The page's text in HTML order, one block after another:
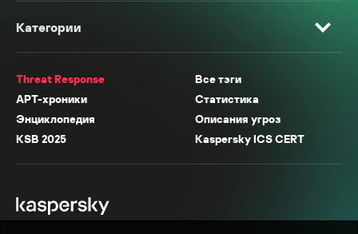
Категории
Threat Response
Все тэги
APT-хроники
Статистика
Энциклопедия
Описания угроз
KSB 2025
Kaspersky ICS CERT